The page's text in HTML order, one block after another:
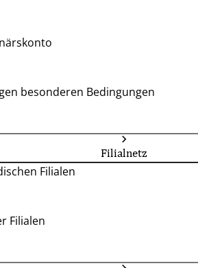
besonderen Bedingungen
Filialnetz
Filialen
Filialen